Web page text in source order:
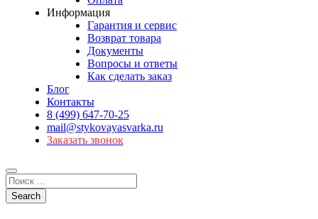
Информация
Гарантия и сервис
Возврат товара
Документы
Вопросы и ответы
Как сделать заказ
Блог
Контакты
8 (499) 647-70-25
mail@stykovayasvarka.ru
Заказать звонок